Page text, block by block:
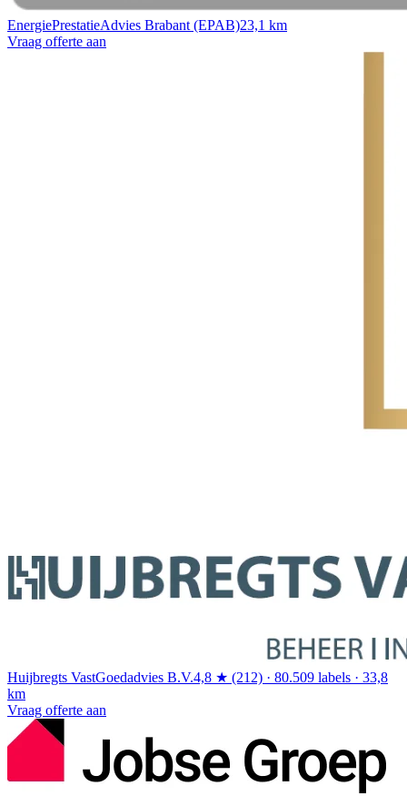
EnergiePrestatieAdvies Brabant (EPAB)23,1 km
Vraag offerte aan
Huijbregts VastGoedadvies B.V.4,8 ★ (212) · 80.509 labels · 33,8
km
Vraag offerte aan